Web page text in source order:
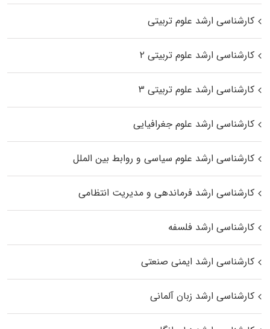
کارشناسی ارشد علوم تربیتی
کارشناسی ارشد علوم تربیتی ۲
کارشناسی ارشد علوم تربیتی ۳
کارشناسی ارشد علوم جغرافیایی
کارشناسی ارشد علوم سیاسی و روابط بین الملل
کارشناسی ارشد فرماندهی و مدیریت انتظامی
کارشناسی ارشد فلسفه
کارشناسی ارشد ایمنی صنعتی
کارشناسی ارشد زبان آلمانی